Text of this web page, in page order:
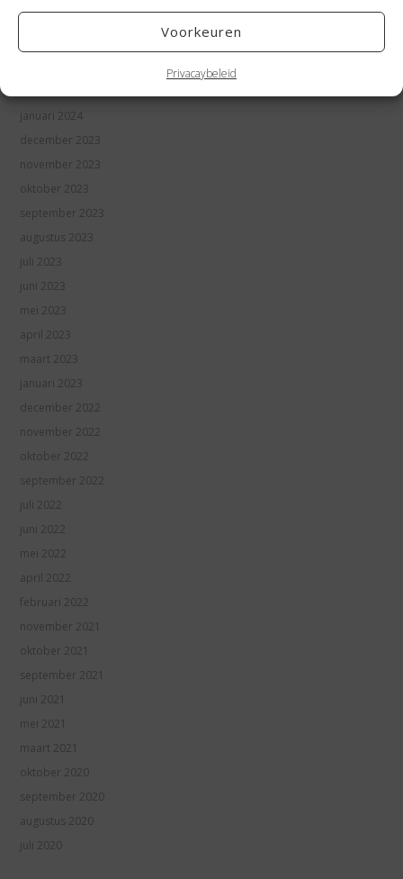
Voorkeuren
Privacaybeleid
mei 2024
januari 2024
december 2023
november 2023
oktober 2023
september 2023
augustus 2023
juli 2023
juni 2023
mei 2023
april 2023
maart 2023
januari 2023
december 2022
november 2022
oktober 2022
september 2022
juli 2022
juni 2022
mei 2022
april 2022
februari 2022
november 2021
oktober 2021
september 2021
juni 2021
mei 2021
maart 2021
oktober 2020
september 2020
augustus 2020
juli 2020